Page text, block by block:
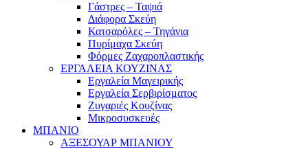
Γάστρες – Ταψιά
Διάφορα Σκεύη
Κατσαρόλες – Τηγάνια
Πυρίμαχα Σκεύη
Φόρμες Ζαχαροπλαστικής
ΕΡΓΑΛΕΙΑ ΚΟΥΖΙΝΑΣ
Εργαλεία Μαγειρικής
Εργαλεία Σερβιρίσματος
Ζυγαριές Κουζίνας
Μικροσυσκευές
ΜΠΑΝΙΟ
ΑΞΕΣΟΥΑΡ ΜΠΑΝΙΟΥ